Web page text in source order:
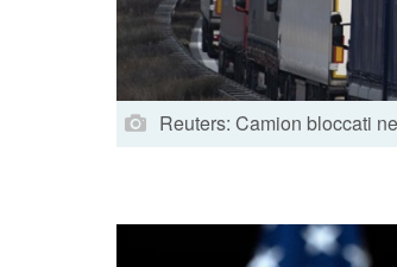
Reuters: Camion bloccati